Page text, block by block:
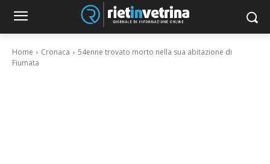
Home Cronaca
54enne trovato morto nella sua abitazione di
Fiumata